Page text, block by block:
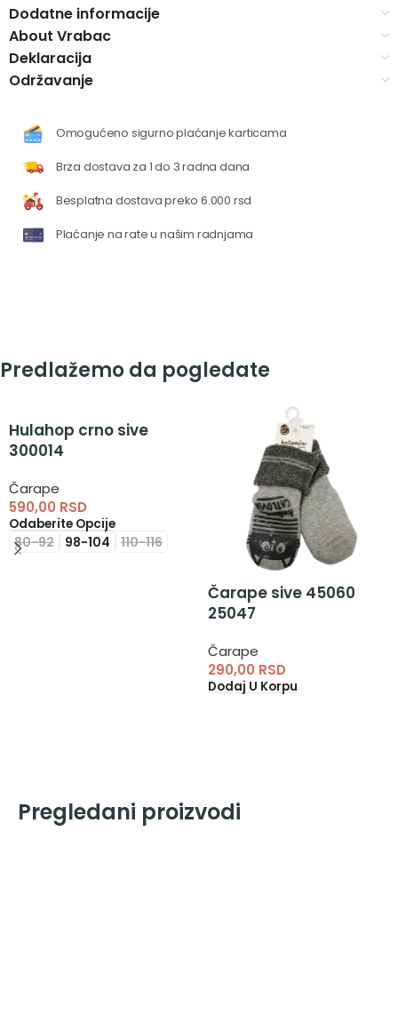
Dodatne informacije
About Vrabac
Deklaracija
Održavanje
Omogućeno sigurno plaćanje karticama
Brza dostava za 1 do 3 radna dana
Besplatna dostava preko 6.000 rsd
Plaćanje na rate u našim radnjama
Predlažemo da pogledate
Hulahop crno sive
300014
Čarape
590,00 RSD
Odaberite Opcije
80-92 98-104 110-116
Čarape sive 45060
25047
Čarape
290,00 RSD
Dodaj U Korpu
Pregledani proizvodi